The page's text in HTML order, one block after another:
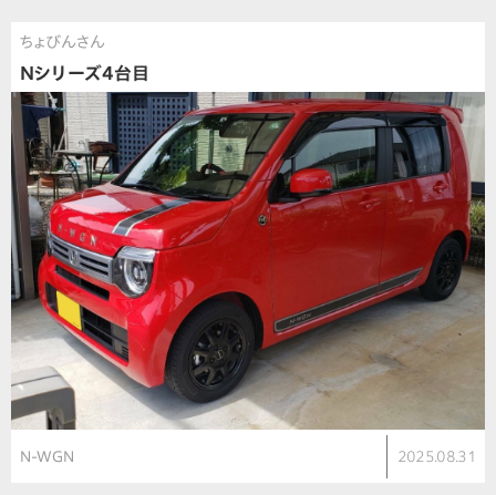
ちょびんさん
Nシリーズ4台目
N-WGN 2025.08.31